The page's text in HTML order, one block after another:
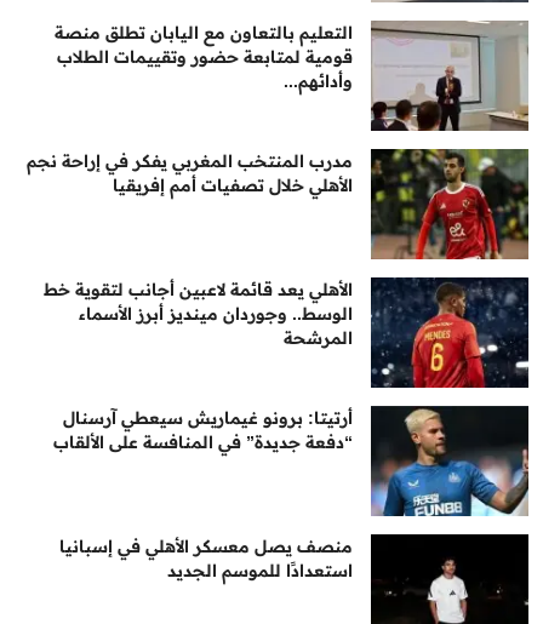
التعليم بالتعاون مع اليابان تطلق منصة
قومية لمتابعة حضور وتقييمات الطلاب
وأدائهم...
مدرب المنتخب المغربي يفكر في إراحة نجم
الأهلي خلال تصفيات أمم إفريقيا
الأهلي يعد قائمة لاعبين أجانب لتقوية خط
الوسط.. وجوردان مينديز أبرز الأسماء
المرشحة
أرتيتا: برونو غيماريش سيعطي آرسنال
“دفعة جديدة” في المنافسة على الألقاب
منصف يصل معسكر الأهلي في إسبانيا
استعدادًا للموسم الجديد